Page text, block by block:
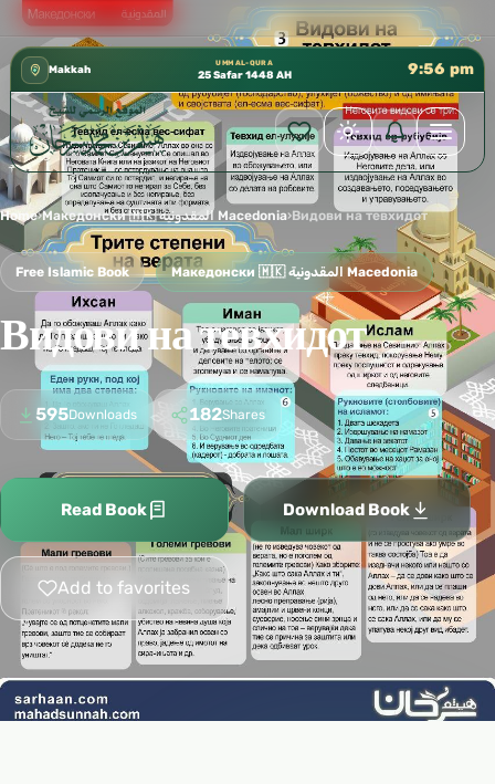
كتب الشيخ هيثم سرحان حفظه الله متوفرة مجانًا في ✦
Makkah
UMM AL-QURA
25 Safar 1448 AH 9:56 pm
Home› Македонски 🇲🇰 المقدونية Macedonia›Видови на тевхидот
Free Islamic Book Македонски 🇲🇰 المقدونية Macedonia
Видови на тевхидот
595Downloads 182Shares
Read Book Download Book
Add to favorites